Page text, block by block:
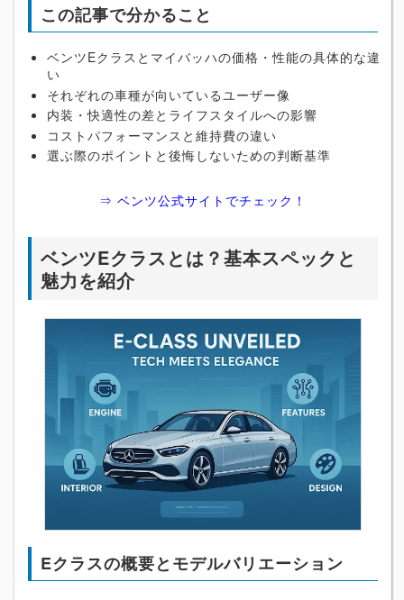
この記事で分かること
ベンツEクラスとマイバッハの価格・性能の具体的な違
い
それぞれの車種が向いているユーザー像
内装・快適性の差とライフスタイルへの影響
コストパフォーマンスと維持費の違い
選ぶ際のポイントと後悔しないための判断基準
⇒ ベンツ公式サイトでチェック！
ベンツEクラスとは？基本スペックと
魅力を紹介
Eクラスの概要とモデルバリエーション